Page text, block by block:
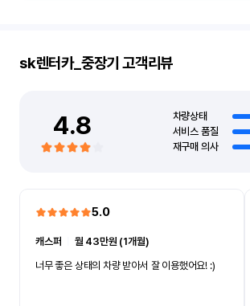
sk렌터카_중장기 고객리뷰
4.8 차량상태
서비스 품질
재구매 의사
5.0
캐스퍼
월 43만원 (1개월)
너무 좋은 상태의 차량 받아서 잘 이용했어요! :)